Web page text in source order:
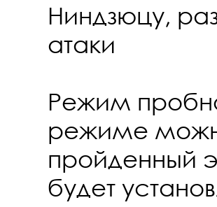
Ниндзюцу,
атаки
Режим
режиме
пройденный
будет